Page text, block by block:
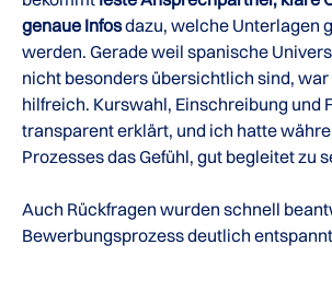
genaue Infosdazu, welche Unterlagen
werden. Gerade weil spanische
nicht besonders übersichtlich sind, war
hilfreich. Kurswahl, Einschreibung und
transparent erklärt, und ich hatte
Prozesses das Gefühl, gut begleitet zu
Auch Rückfragen wurden schnell
Bewerbungsprozess deutlich